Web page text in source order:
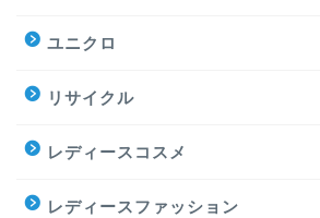
ユニクロ
リサイクル
レディースコスメ
レディースファッション